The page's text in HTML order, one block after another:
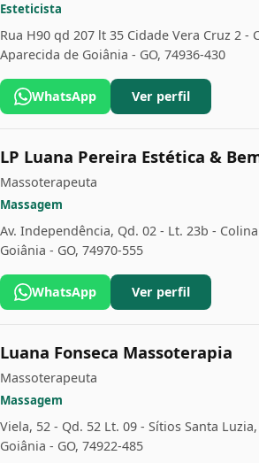
Esteticista
Rua H90 qd 207 lt 35 Cidade Vera Cruz 2 -
Aparecida de Goiânia - GO, 74936-430
WhatsApp Ver perfil
LP Luana Pereira Estética &
Massoterapeuta
Massagem
Av. Independência, Qd. 02 - Lt. 23b -
Goiânia - GO, 74970-555
WhatsApp Ver perfil
Luana Fonseca Massoterapia
Massoterapeuta
Massagem
Viela, 52 - Qd. 52 Lt. 09 - Sítios Santa
Goiânia - GO, 74922-485